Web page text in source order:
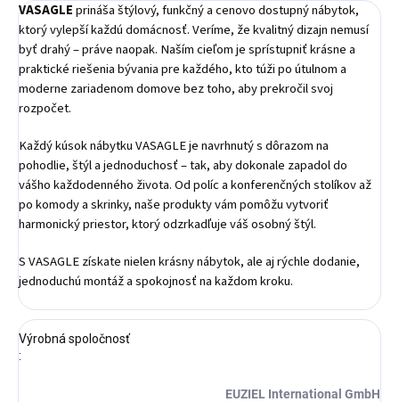
VASAGLEprináša štýlový, funkčný a cenovo dostupný nábytok,
ktorý vylepší každú domácnosť. Veríme, že kvalitný dizajn nemusí
byť drahý – práve naopak. Naším cieľom je sprístupniť krásne a
praktické riešenia bývania pre každého, kto túži po útulnom a
moderne zariadenom domove bez toho, aby prekročil svoj
rozpočet.
Každý kúsok nábytku VASAGLE je navrhnutý s dôrazom na
pohodlie, štýl a jednoduchosť – tak, aby dokonale zapadol do
vášho každodenného života. Od políc a konferenčných stolíkov až
po komody a skrinky, naše produkty vám pomôžu vytvoriť
harmonický priestor, ktorý odzrkadľuje váš osobný štýl.
S VASAGLE získate nielen krásny nábytok, ale aj rýchle dodanie,
jednoduchú montáž a spokojnosť na každom kroku.
Výrobná spoločnosť
:
EUZIEL International GmbH